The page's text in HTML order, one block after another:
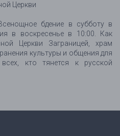
Церкви
бдение в субботу в
в воскресенье в 10:00. Как
Церкви Заграницей, храм
культуры и общения для
кто тянется к русской